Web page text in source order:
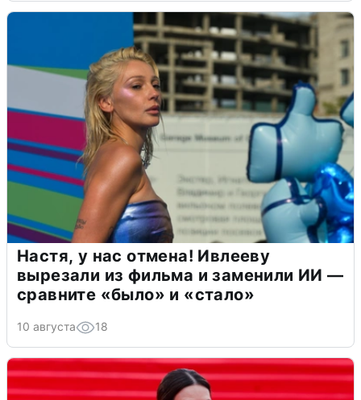
Настя, у нас отмена! Ивлееву
вырезали из фильма и заменили ИИ —
сравните «было» и «стало»
10 августа 18